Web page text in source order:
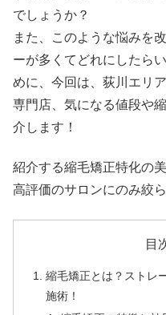
でしょうか？
また、このような悩みを
ーが多くてどれにしたら
めに、今回は、荻川エリ
専門店、気になる値段や
介します！
紹介する縮毛矯正特化の
高評価のサロンにのみ絞
目
縮毛矯正とは？ストレ
施術！